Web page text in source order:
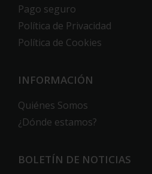
Pago seguro
Política de Privacidad
Política de Cookies
INFORMACIÓN
Quiénes Somos
¿Dónde estamos?
BOLETÍN DE NOTICIAS